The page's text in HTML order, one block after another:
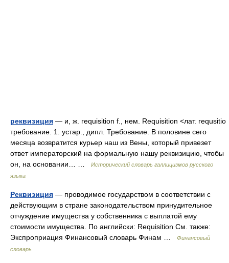
реквизиция — и, ж. requisition f., нем. Requisition <лат. requsitio
требование. 1. устар., дипл. Требование. В половине сего
месяца возвратится курьер наш из Вены, который привезет
ответ императорский на формальную нашу реквизицию, чтобы
он, на основании… …
Исторический словарь галлицизмов русского
языка
Реквизиция — проводимое государством в соответствии с
действующим в стране законодательством принудительное
отчуждение имущества у собственника с выплатой ему
стоимости имущества. По английски: Requisition См. также:
Экспроприация Финансовый словарь Финам …
Финансовый
словарь